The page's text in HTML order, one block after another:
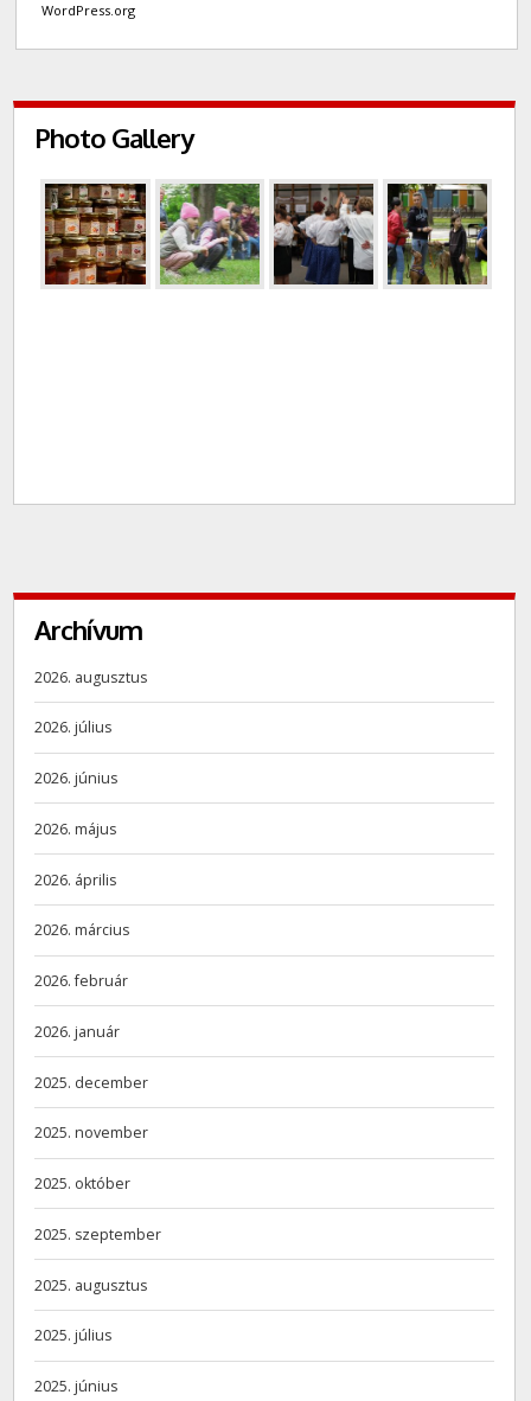
WordPress.org
Photo Gallery
Archívum
2026. augusztus
2026. július
2026. június
2026. május
2026. április
2026. március
2026. február
2026. január
2025. december
2025. november
2025. október
2025. szeptember
2025. augusztus
2025. július
2025. június